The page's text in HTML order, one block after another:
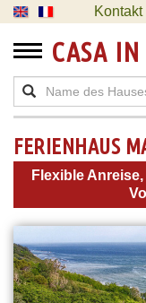
Kontakt
CASA
FERIENHAUS
Flexible